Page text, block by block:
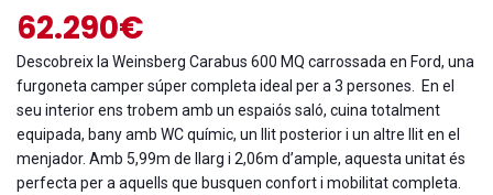
62.290€
Descobreix la Weinsberg Carabus 600 MQ carrossada en Ford, una
furgoneta camper súper completa ideal per a 3 persones. En el
seu interior ens trobem amb un espaiós saló, cuina totalment
equipada, bany amb WC químic, un llit posterior i un altre llit en el
menjador. Amb 5,99m de llarg i 2,06m d’ample, aquesta unitat és
perfecta per a aquells que busquen confort i mobilitat completa.